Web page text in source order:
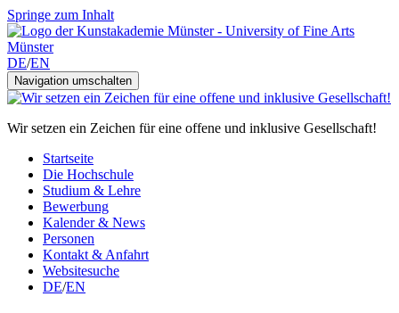
Springe zum Inhalt
DE/EN
Navigation umschalten
Wir setzen ein Zeichen für eine offene und inklusive Gesellschaft!
Startseite
Die Hochschule
Studium & Lehre
Bewerbung
Kalender & News
Personen
Kontakt & Anfahrt
Websitesuche
DE/EN